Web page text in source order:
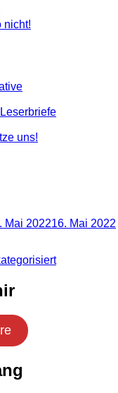
uns!
Mai 202216. Mai 2022